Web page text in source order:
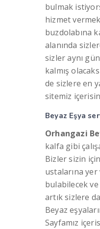
bulmak
hizmet
buzdolabına
alanında
sizler aynı
kalmış
de sizlere en
sitemiz
Beyaz Eşya
Orhangazi
kalfa gibi
Bizler sizin
ustalarına
bulabilecek
artık sizlere
Beyaz
Sayfamız